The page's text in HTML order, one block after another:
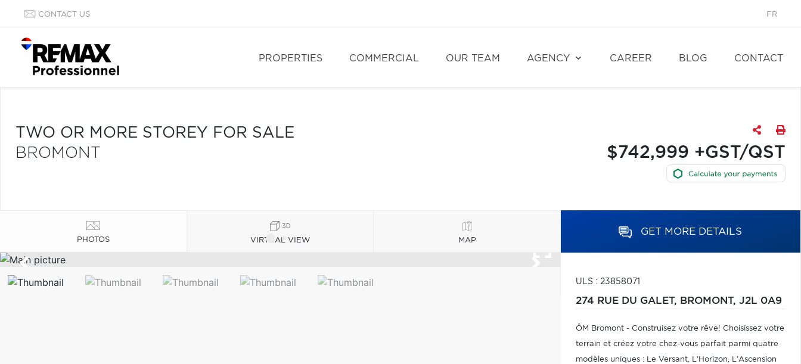
CONTACT US FR
PROPERTIES COMMERCIAL OUR TEAM AGENCY CAREER BLOG CONTACT
TWO OR MORE STOREY FOR SALE
BROMONT
$742,999 +GST/QST
PHOTOS VIRTUAL VIEW MAP
GET MORE DETAILS
ULS : 23858071
274 RUE DU GALET, BROMONT, J2L 0A9
ÔM Bromont - Construisez votre rêve! Choisissez votre
terrain et créez votre chez-vous parfait parmi quatre
modèles uniques : Le Versant, L'Horizon, L'Ascension